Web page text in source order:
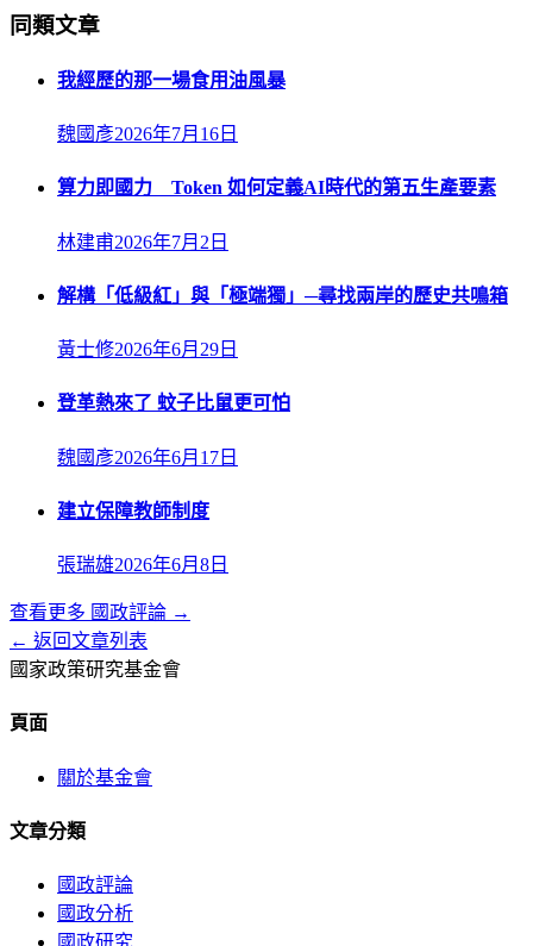
同類文章
我經歷的那一場食用油風暴
魏國彥2026年7月16日
算力即國力 Token 如何定義AI時代的第五生產要素
林建甫2026年7月2日
解構「低級紅」與「極端獨」─尋找兩岸的歷史共鳴箱
黃士修2026年6月29日
登革熱來了 蚊子比鼠更可怕
魏國彥2026年6月17日
建立保障教師制度
張瑞雄2026年6月8日
查看更多 國政評論 →
← 返回文章列表
國家政策研究基金會
頁面
關於基金會
文章分類
國政評論
國政分析